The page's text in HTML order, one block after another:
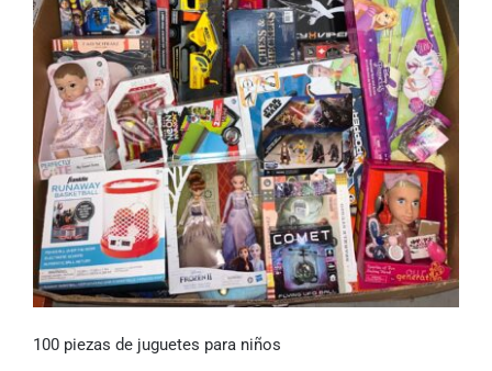
100 piezas de juguetes para niños